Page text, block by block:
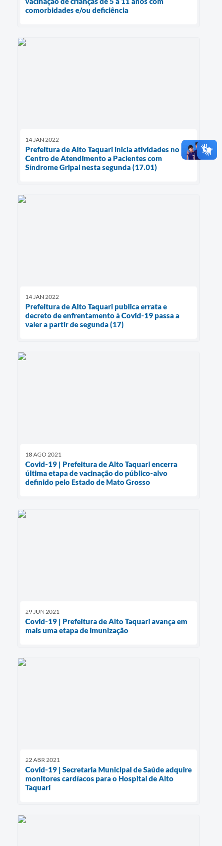
comorbidades e/ou deficiência
14 JAN 2022
Prefeitura de Alto Taquari inicia atividades no
Centro de Atendimento a Pacientes com
Síndrome Gripal nesta segunda (17.01)
14 JAN 2022
Prefeitura de Alto Taquari publica errata e
decreto de enfrentamento à Covid-19 passa a
valer a partir de segunda (17)
18 AGO 2021
Covid-19 | Prefeitura de Alto Taquari encerra
última etapa de vacinação do público-alvo
definido pelo Estado de Mato Grosso
29 JUN 2021
Covid-19 | Prefeitura de Alto Taquari avança em
mais uma etapa de imunização
22 ABR 2021
Covid-19 | Secretaria Municipal de Saúde adquire
monitores cardíacos para o Hospital de Alto
Taquari